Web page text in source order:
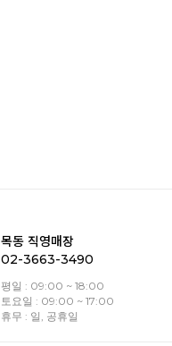
목동 직영매장
02-3663-3490
평일 : 09:00 ~ 18:00
토요일 : 09:00 ~ 17:00
휴무 : 일, 공휴일